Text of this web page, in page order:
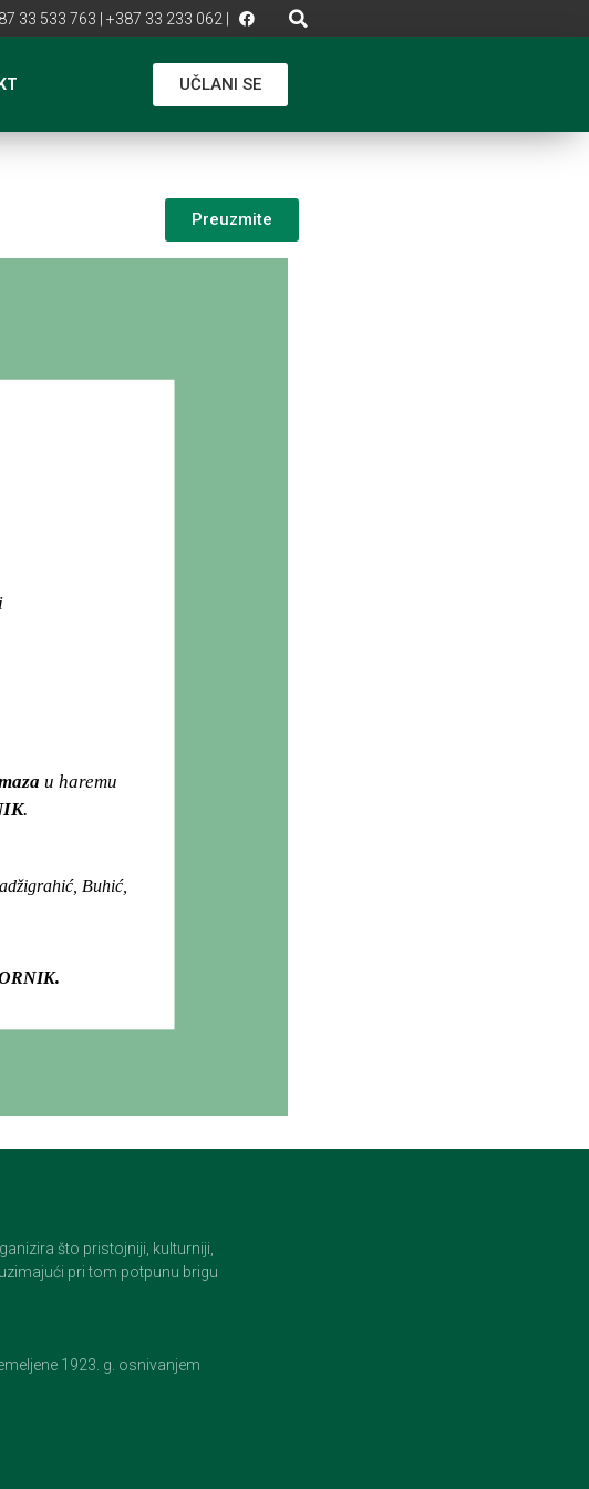
33 533 763 | +387 33 233 062 |
UČLANI SE
Preuzmite
u haremu
.
Buhić,
što pristojniji, kulturniji,
pri tom potpunu brigu
1923. g. osnivanjem